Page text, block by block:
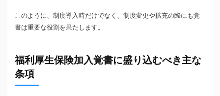
このように、制度導入時だけでなく、制度変更や拡充の際にも覚
書は重要な役割を果たします。
福利厚生保険加入覚書に盛り込むべき主な
条項